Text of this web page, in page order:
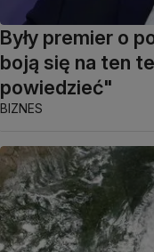
Były premier o
boją się na ten
powiedzieć"
BIZNES